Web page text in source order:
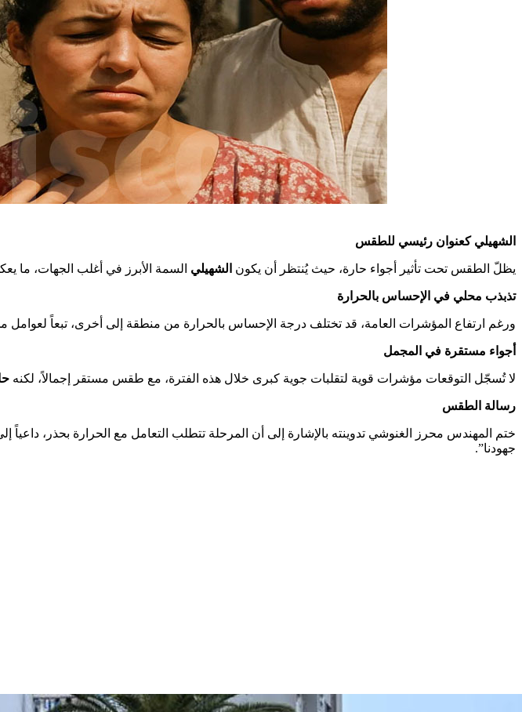
الشهيلي كعنوان رئيسي للطقس
يظلّ الطقس تحت تأثير أجواء حارة، حيث يُنتظر أن يكون الشهيلي السمة الأبرز في أغلب الجهات، ما
تذبذب محلي في الإحساس بالحرارة
ورغم ارتفاع المؤشرات العامة، قد تختلف درجة الإحساس بالحرارة من منطقة إلى أخرى، تبعاً لعوامل
أجواء مستقرة في المجمل
لا تُسجّل التوقعات مؤشرات قوية لتقلبات جوية كبرى خلال هذه الفترة، مع طقس مستقر إجمالاً، لكنه
رسالة الطقس
ختم المهندس محرز الغنوشي تدوينته بالإشارة إلى أن المرحلة تتطلب التعامل مع الحرارة بحذر،
جهودنا”.